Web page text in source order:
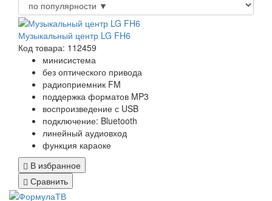
Музыкальный центр LG FH6
Код товара: 112459
минисистема
без оптического привода
радиоприемник FM
поддержка форматов MP3
воспроизведение с USB
подключение: Bluetooth
линейный аудиовход
функция караоке
В избранное
Сравнить